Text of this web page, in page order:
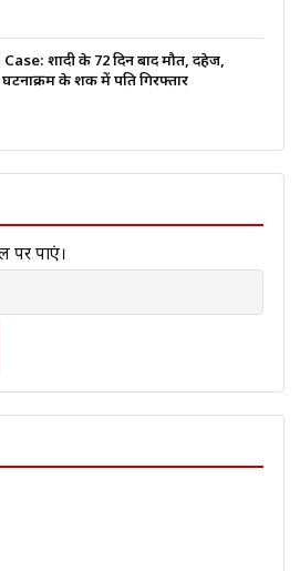
शादी के 72 दिन बाद मौत, दहेज,
घटनाक्रम के शक में पति गिरफ्तार
पर पाएं।